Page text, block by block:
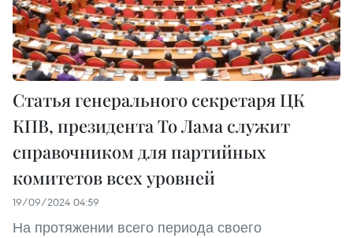
Статья генерального секретаря ЦК
КПВ, президента То Лама служит
справочником для партийных
комитетов всех уровней
19/09/2024 04:59
На протяжении всего периода своего